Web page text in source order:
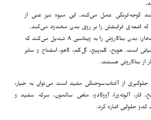
گوجه‌فرنگی عمل می‌کند. این میوه نیز غنی از
که اشعه‌ی فرابنفش را بر روی بدن محدود می‌کند.
: بدن بتاکاروتن را به ویتامین A تبدیل می‌کند که
است. هویج، کلم‌پیچ، گل‌کلم، کاهو، اسفناج و سایر
بتاکاروتن هستند.
جلوگیری از آفتاب‌سوختگی مفید است می‌توان به خیار،
انار، آلوئه‌ورا، آووکادو، ماهی سالمون، سرکه سفید و
حلوایی اشارە کرد.